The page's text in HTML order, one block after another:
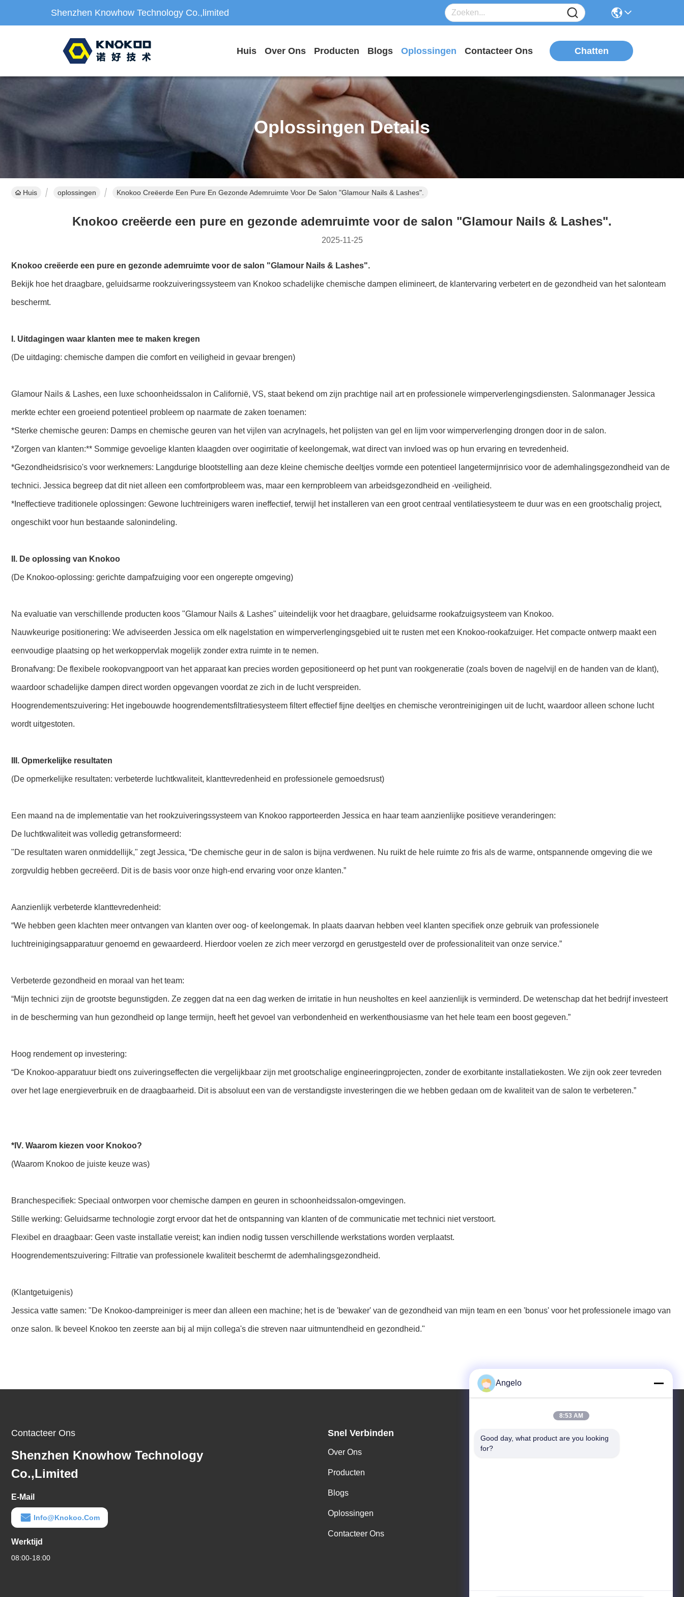
Shenzhen Knowhow Technology Co.,limited
Huis Over Ons Producten Blogs Oplossingen Contacteer Ons Chatten
Oplossingen Details
Huis oplossingen Knokoo Creëerde Een Pure En Gezonde Ademruimte Voor De Salon "Glamour Nails & Lashes".
Knokoo creëerde een pure en gezonde ademruimte voor de salon "Glamour Nails & Lashes".
2025-11-25
Knokoo creëerde een pure en gezonde ademruimte voor de salon "Glamour Nails & Lashes".
Bekijk hoe het draagbare, geluidsarme rookzuiveringssysteem van Knokoo schadelijke chemische dampen elimineert, de klantervaring verbetert en de gezondheid van het salonteam
beschermt.
I. Uitdagingen waar klanten mee te maken kregen
(De uitdaging: chemische dampen die comfort en veiligheid in gevaar brengen)
Glamour Nails & Lashes, een luxe schoonheidssalon in Californië, VS, staat bekend om zijn prachtige nail art en professionele wimperverlengingsdiensten. Salonmanager Jessica
merkte echter een groeiend potentieel probleem op naarmate de zaken toenamen:
*Sterke chemische geuren: Damps en chemische geuren van het vijlen van acrylnagels, het polijsten van gel en lijm voor wimperverlenging drongen door in de salon.
*Zorgen van klanten:** Sommige gevoelige klanten klaagden over oogirritatie of keelongemak, wat direct van invloed was op hun ervaring en tevredenheid.
*Gezondheidsrisico's voor werknemers: Langdurige blootstelling aan deze kleine chemische deeltjes vormde een potentieel langetermijnrisico voor de ademhalingsgezondheid van de
technici. Jessica begreep dat dit niet alleen een comfortprobleem was, maar een kernprobleem van arbeidsgezondheid en -veiligheid.
*Ineffectieve traditionele oplossingen: Gewone luchtreinigers waren ineffectief, terwijl het installeren van een groot centraal ventilatiesysteem te duur was en een grootschalig project,
ongeschikt voor hun bestaande salonindeling.
II. De oplossing van Knokoo
(De Knokoo-oplossing: gerichte dampafzuiging voor een ongerepte omgeving)
Na evaluatie van verschillende producten koos "Glamour Nails & Lashes" uiteindelijk voor het draagbare, geluidsarme rookafzuigsysteem van Knokoo.
Nauwkeurige positionering: We adviseerden Jessica om elk nagelstation en wimperverlengingsgebied uit te rusten met een Knokoo-rookafzuiger. Het compacte ontwerp maakt een
eenvoudige plaatsing op het werkoppervlak mogelijk zonder extra ruimte in te nemen.
Bronafvang: De flexibele rookopvangpoort van het apparaat kan precies worden gepositioneerd op het punt van rookgeneratie (zoals boven de nagelvijl en de handen van de klant),
waardoor schadelijke dampen direct worden opgevangen voordat ze zich in de lucht verspreiden.
Hoogrendementszuivering: Het ingebouwde hoogrendementsfiltratiesysteem filtert effectief fijne deeltjes en chemische verontreinigingen uit de lucht, waardoor alleen schone lucht
wordt uitgestoten.
III. Opmerkelijke resultaten
(De opmerkelijke resultaten: verbeterde luchtkwaliteit, klanttevredenheid en professionele gemoedsrust)
Een maand na de implementatie van het rookzuiveringssysteem van Knokoo rapporteerden Jessica en haar team aanzienlijke positieve veranderingen:
De luchtkwaliteit was volledig getransformeerd:
"De resultaten waren onmiddellijk," zegt Jessica, “De chemische geur in de salon is bijna verdwenen. Nu ruikt de hele ruimte zo fris als de warme, ontspannende omgeving die we
zorgvuldig hebben gecreëerd. Dit is de basis voor onze high-end ervaring voor onze klanten.”
Aanzienlijk verbeterde klanttevredenheid:
“We hebben geen klachten meer ontvangen van klanten over oog- of keelongemak. In plaats daarvan hebben veel klanten specifiek onze gebruik van professionele
luchtreinigingsapparatuur genoemd en gewaardeerd. Hierdoor voelen ze zich meer verzorgd en gerustgesteld over de professionaliteit van onze service.”
Verbeterde gezondheid en moraal van het team:
“Mijn technici zijn de grootste begunstigden. Ze zeggen dat na een dag werken de irritatie in hun neusholtes en keel aanzienlijk is verminderd. De wetenschap dat het bedrijf investeert
in de bescherming van hun gezondheid op lange termijn, heeft het gevoel van verbondenheid en werkenthousiasme van het hele team een boost gegeven.”
Hoog rendement op investering:
“De Knokoo-apparatuur biedt ons zuiveringseffecten die vergelijkbaar zijn met grootschalige engineeringprojecten, zonder de exorbitante installatiekosten. We zijn ook zeer tevreden
over het lage energieverbruik en de draagbaarheid. Dit is absoluut een van de verstandigste investeringen die we hebben gedaan om de kwaliteit van de salon te verbeteren.”
*IV. Waarom kiezen voor Knokoo?
(Waarom Knokoo de juiste keuze was)
Branchespecifiek: Speciaal ontworpen voor chemische dampen en geuren in schoonheidssalon-omgevingen.
Stille werking: Geluidsarme technologie zorgt ervoor dat het de ontspanning van klanten of de communicatie met technici niet verstoort.
Flexibel en draagbaar: Geen vaste installatie vereist; kan indien nodig tussen verschillende werkstations worden verplaatst.
Hoogrendementszuivering: Filtratie van professionele kwaliteit beschermt de ademhalingsgezondheid.
(Klantgetuigenis)
Jessica vatte samen: "De Knokoo-dampreiniger is meer dan alleen een machine; het is de 'bewaker' van de gezondheid van mijn team en een 'bonus' voor het professionele imago van
onze salon. Ik beveel Knokoo ten zeerste aan bij al mijn collega's die streven naar uitmuntendheid en gezondheid."
Contacteer Ons
Shenzhen Knowhow Technology
Co.,limited
E-Mail
Info@knokoo.com
Werktijd
08:00-18:00
Snel Verbinden
Over Ons
Producten
Blogs
Oplossingen
Contacteer Ons
Ons Adres
Bedrijfadres
Angelo
8:53 AM
Good day, what product are you looking
for?